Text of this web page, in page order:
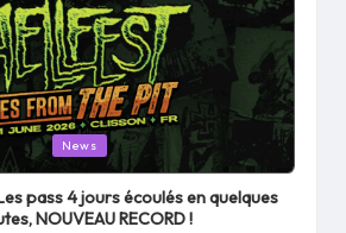
News
pass 4 jours écoulés en quelques
NOUVEAU RECORD !